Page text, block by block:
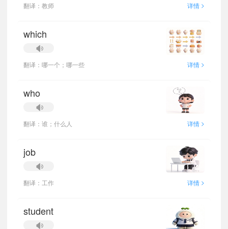
翻译：教师 详情 >
which
翻译：哪一个；哪一些 详情 >
who
翻译：谁；什么人 详情 >
job
翻译：工作 详情 >
student